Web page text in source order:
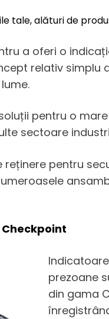
a oferi o
relativ simplu
pentru o
sectoare
pentru
prezoane
din gama